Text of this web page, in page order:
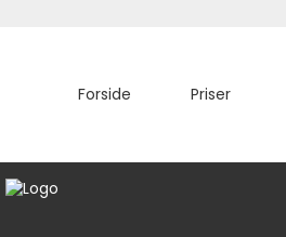
Forside Priser